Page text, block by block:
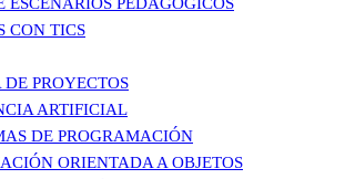
ESCENARIOS PEDAGÓGICOS
CON TICS
PROYECTOS
ARTIFICIAL
DE PROGRAMACIÓN
ORIENTADA A OBJETOS